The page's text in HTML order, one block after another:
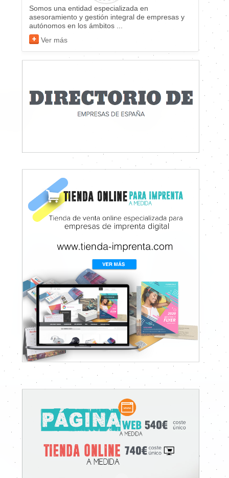
Somos una entidad especializada en
asesoramiento y gestión integral de empresas y
autónomos en los ámbitos ...
Ver más